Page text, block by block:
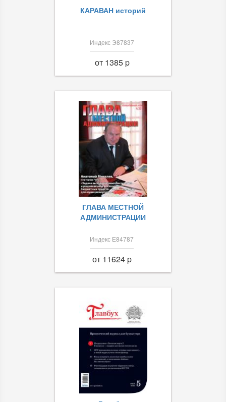
КАРАВАН историй
Индекс Э87837
от 1385 p
ГЛАВА МЕСТНОЙ
АДМИНИСТРАЦИИ
Индекс Е84787
от 11624 p